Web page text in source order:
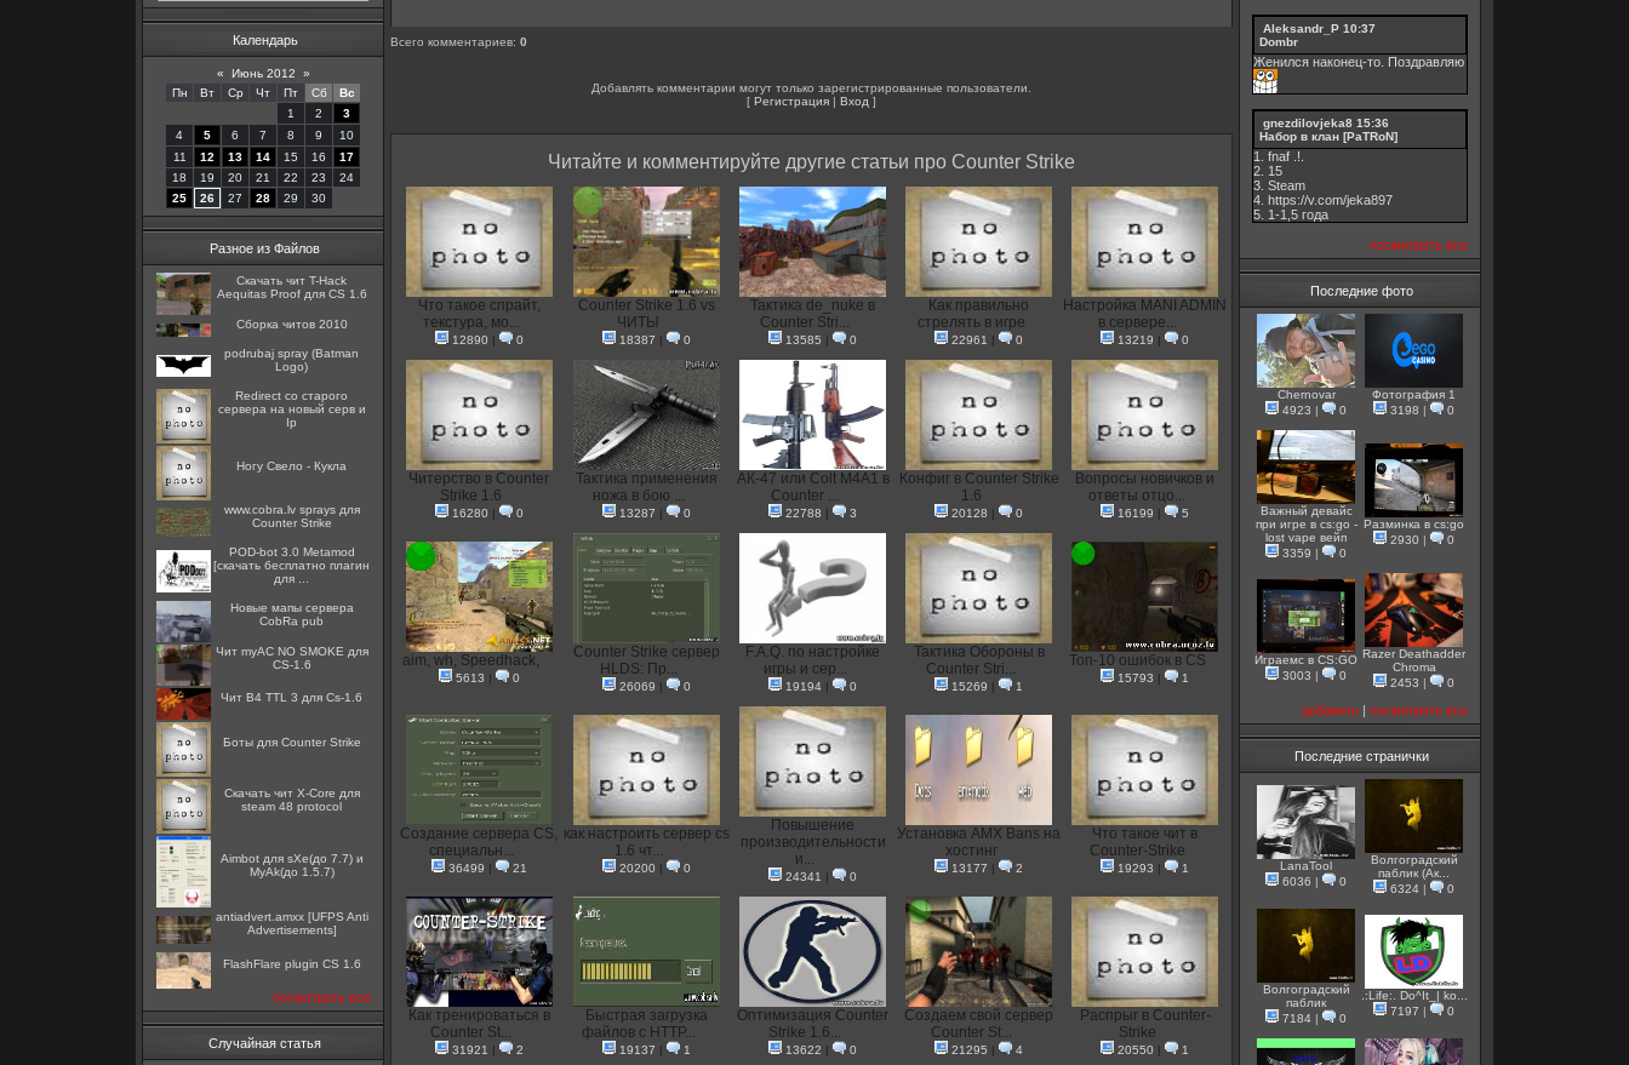
Календарь
« Июнь 2012
»
Пн
Вт Ср Чт Пт Сб
Вс
1
2
3
4
5 6 7 8 9
10
11
12 13 14 15 16
17
18
19 20 21 22 23
24
25
26 27 28 29 30
Разное из Файлов
Скачать чит T-Hack
Aequitas Proof для CS 1.6
Сборка читов 2010
podrubaj spray (Batman
Logo)
Redirect со старого
сервера на новый серв и
Ip
Ногу Свело - Кукла
www.cobra.lv sprays для
Counter Strike
POD-bot 3.0 Metamod
[скачать бесплатно плагин
для ...
Новые мапы сервера
CobRa pub
Чит myAC NO SMOKE для
CS-1.6
Чит B4 TTL 3 для Cs-1.6
Боты для Counter Strike
Скачать чит X-Core для
steam 48 protocol
Aimbot для sXe(до 7.7) и
MyAk(до 1.5.7)
antiadvert.amxx [UFPS Anti
Advertisements]
FlashFlare plugin CS 1.6
посмотреть все
Случайная статья
Всего комментариев: 0
Добавлять комментарии могут только зарегистрированные пользователи.
[ Регистрация | Вход ]
Читайте и комментируйте другие статьи про Counter Strike
Что такое спрайт,
текстура, мо...
12890 | 0
Counter Strike 1.6 vs
ЧИТЫ
18387 | 0
Тактика de_nuke в
Counter Stri...
13585 | 0
Как правильно
стрелять в игре
22961 | 0
Настройка MANI ADMIN
в сервере...
13219 | 0
Читерство в Counter
Strike 1.6
16280 | 0
Тактика применения
ножа в бою ...
13287 | 0
АК-47 или Colt M4A1 в
Counter ...
22788 | 3
Конфиг в Counter Strike
1.6
20128 | 0
Вопросы новичков и
ответы отцо...
16199 | 5
aim, wh, Speedhack,
5613 | 0
Counter Strike сервер
HLDS: Пр...
26069 | 0
F.A.Q. по настройке
игры и сер...
19194 | 0
Тактика Обороны в
Counter Stri...
15269 | 1
Топ-10 ошибок в CS
15793 | 1
Создание сервера CS,
специальн...
36499 | 21
как настроить сервер cs
1.6 чт...
20200 | 0
Повышение
производительности
и...
24341 | 0
Установка AMX Bans на
хостинг
13177 | 2
Что такое чит в
Counter-Strike
19293 | 1
Как тренироваться в
Counter St...
31921 | 2
Быстрая загрузка
файлов с HTTP...
19137 | 1
Оптимизация Counter
Strike 1.6...
13622 | 0
Создаем свой сервер
Counter St...
21295 | 4
Распрыг в Counter-
Strike
20550 |
1
Aleksandr_P 10:37
Dombr
Женился наконец-то. Поздравляю
gnezdilovjeka8 15:36
Набор в клан [PaTRoN]
1. fnaf .!.
2. 15
3. Steam
4. https://v.com/jeka897
5. 1-1,5 годa
посмотреть все
Последние фото
Chernovar
4923 | 0
Фотография 1
3198 | 0
Важный девайс
при игре в cs:go -
lost vape вейп
3359 | 0
Разминка в cs:go
2930 | 0
Играемс в CS:GO
3003 | 0
Razer Deathadder
Chroma
2453 | 0
добавить | посмотреть все
Последние странички
LanaTool
6036 | 0
Волгоградский
паблик (Ак...
6324 | 0
Волгоградский
паблик
7184 | 0
.:Life:. Do^It_| ko...
7197 | 0